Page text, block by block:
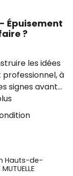
du Coq
Épuisement
?
les idées
professionnel, à
signes avant-
bonnes
retrouver un
des
Lilloise
Hauts-de-